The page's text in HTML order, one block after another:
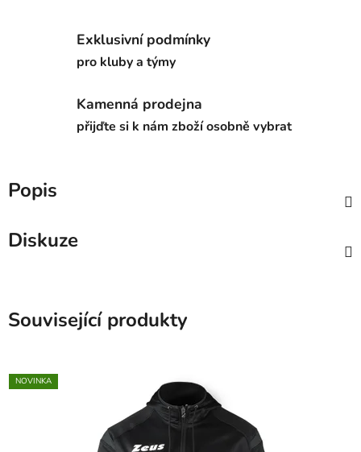
Exklusivní podmínky
pro kluby a týmy
Kamenná prodejna
přijďte si k nám zboží osobně vybrat
Popis
Diskuze
Související produkty
NOVINKA